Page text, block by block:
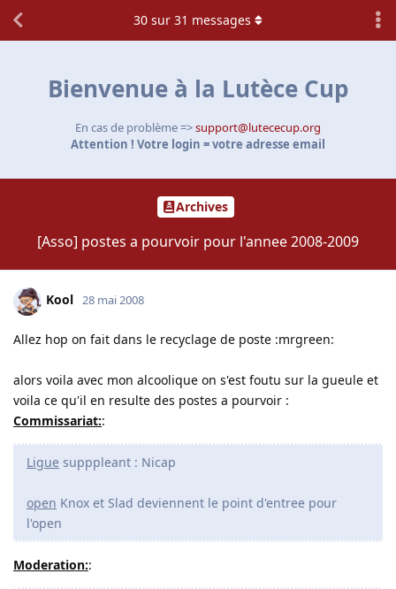
Bienvenue à la Lutèce Cup
En cas de problème =>support@lutececup.org
Attention ! Votre login = votre adresse email
Archives
[Asso] postes a pourvoir pour l'annee 2008-2009
30 sur 31 messages
Kool 28 mai 2008
Allez hop on fait dans le recyclage de poste :mrgreen:
alors voila avec mon alcoolique on s'est foutu sur la gueule et
voila ce qu'il en resulte des postes a pourvoir :
Commissariat::
Ligue supppleant : Nicap
open Knox et Slad deviennent le point d'entree pour
l'open
Moderation::